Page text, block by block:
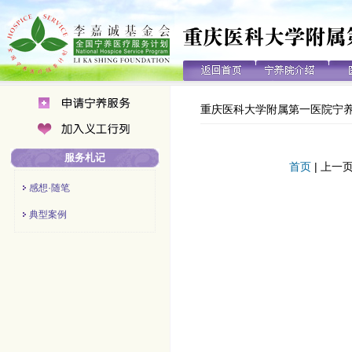
服务札记
感想·随笔
典型案例
重庆医科大学附属第一医院宁
首页 | 上一